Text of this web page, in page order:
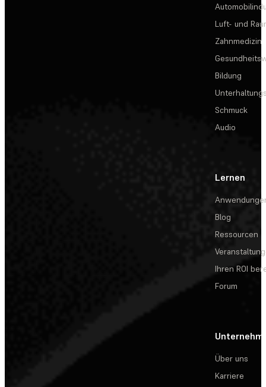
Luft- und
Zahnmedizin
Bildung
Schmuck
Audio
Lernen
Blog
Ressourcen
Ihren ROI
Forum
Über uns
Karriere